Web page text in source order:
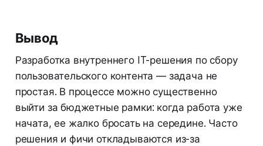
Вывод
Разработка внутреннего IT-решения по сбору
пользовательского контента — задача не
простая. В процессе можно существенно
выйти за бюджетные рамки: когда работа уже
начата, ее жалко бросать на середине. Часто
решения и фичи откладываются из-за